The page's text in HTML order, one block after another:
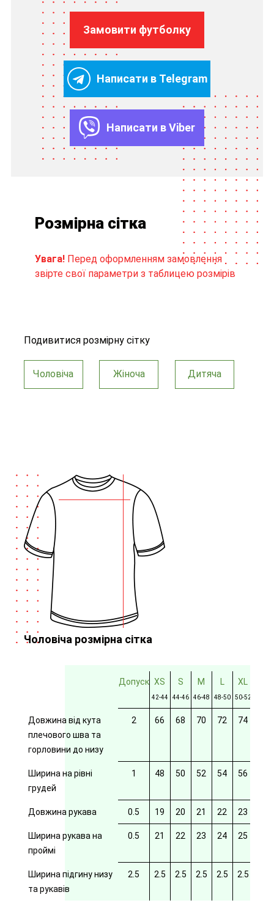
Замовити футболку
Написати в Telegram
Написати в Viber
Розмірна сітка
Увага! Перед оформленням замовлення
звірте свої параметри з таблицею розмірів
Подивитися розмірну сітку
Чоловіча Жіноча Дитяча
Чоловіча розмірна сітка
Допуск XS
42-44
S
44-46
M
46-48
L
48-50
XL
50-52
Довжина від кута
плечового шва та
горловини до низу
2 66 68 70 72 74
Ширина на рівні
грудей
1 48 50 52 54 56
Довжина рукава 0.5 19 20 21 22 23
Ширина рукава на
проймі
0.5 21 22 23 24 25
Ширина підгину низу
та рукавів
2.5 2.5 2.5 2.5 2.5 2.5